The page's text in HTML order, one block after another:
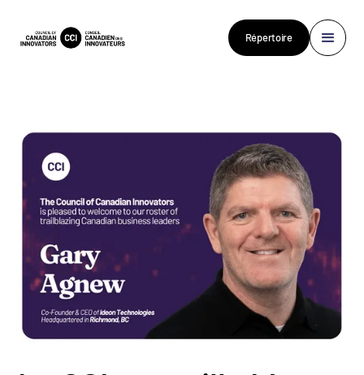
Répertoire